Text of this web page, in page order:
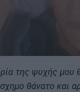
της ψυχής μου
θάνατο και